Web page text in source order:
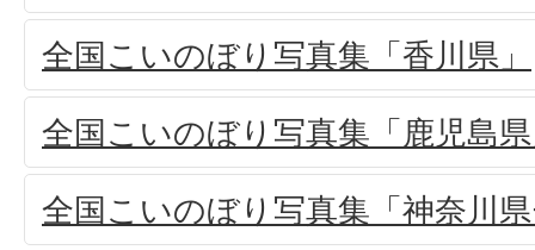
全国こいのぼり写真集「香川県」
全国こいのぼり写真集「鹿児島
全国こいのぼり写真集「神奈川